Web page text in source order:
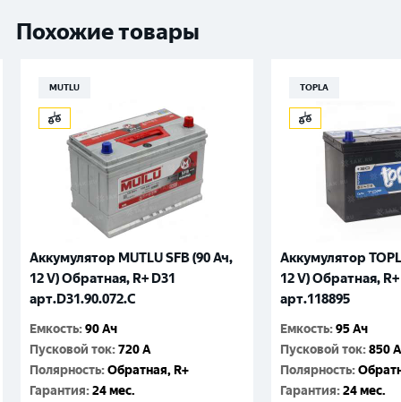
Похожие товары
MUTLU
Аккумулятор MUTLU SFB (90 Ач,
12 V) Обратная, R+ D31
арт.D31.90.072.C
Емкость:90 Ач
Пусковой ток:720 A
Полярность:Обратная, R+
Гарантия:24 мес.
TOPLA
Аккумулятор
12 V) Обратная,
арт.118895
Емкость:95 Ач
Пусковой ток:850 A
Полярность:
Гарантия:24 мес.